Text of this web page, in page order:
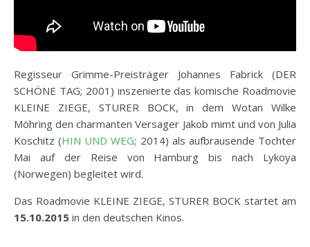
Regisseur Grimme-Preisträger Johannes Fabrick (DER
SCHÖNE TAG; 2001) inszenierte das komische Roadmovie
KLEINE ZIEGE, STURER BOCK, in dem Wotan Wilke
Möhring den charmanten Versager Jakob mimt und von Julia
Koschitz (HIN UND WEG; 2014) als aufbrausende Tochter
Mai auf der Reise von Hamburg bis nach Lykoya
(Norwegen) begleitet wird.
Das Roadmovie KLEINE ZIEGE, STURER BOCK startet am
15.10.2015 in den deutschen Kinos.